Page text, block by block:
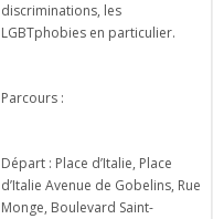
discriminations, les
LGBTphobies en particulier.
Parcours :
Départ : Place d’Italie, Place
d’Italie Avenue de Gobelins, Rue
Monge, Boulevard Saint-